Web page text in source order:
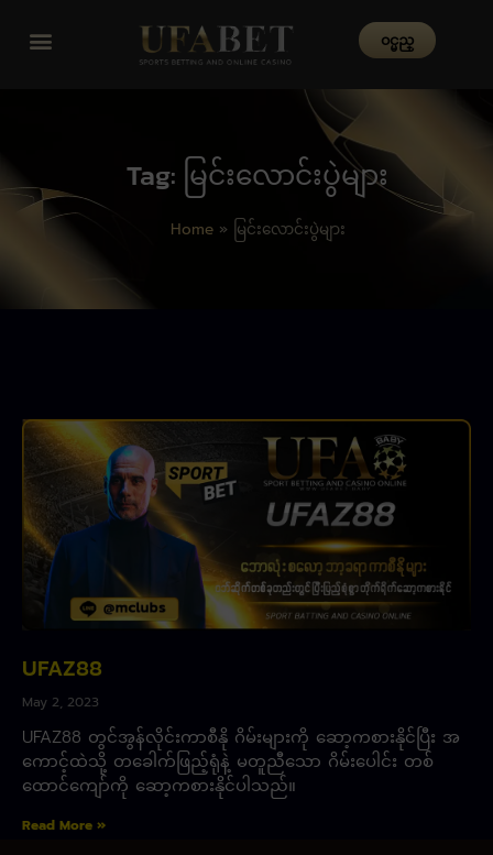
၀င္မည္
Tag: မြင်းလောင်းပွဲများ
Home» မြင်းလောင်းပွဲများ
UFAZ88
May 2, 2023
UFAZ88 တွင်အွန်လိုင်းကာစီနို ဂိမ်းများကို ဆော့ကစားနိုင်ပြီး အ
ကောင့်ထဲသို့ တခေါက်ဖြည့်ရုံနဲ့ မတူညီသော ဂိမ်းပေါင်း တစ်
ထောင်ကျော်ကို ဆော့ကစားနိုင်ပါသည်။
Read More »